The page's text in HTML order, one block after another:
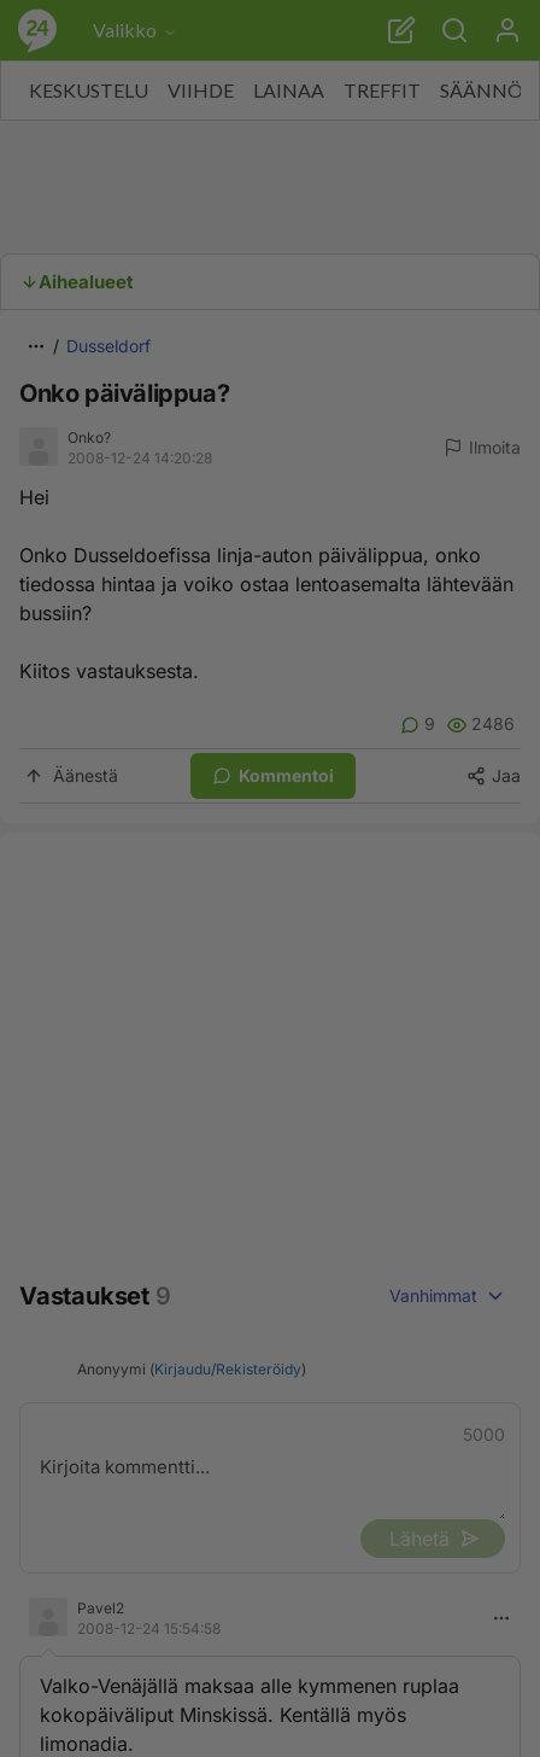
Valikko
KESKUSTELU VIIHDE LAINAA TREFFIT SÄÄNNÖT
Aihealueet
Dusseldorf
Onko päivälippua?
Onko?
2008-12-24 14:20:28
Ilmoita
Hei
Onko Dusseldoefissa linja-auton päivälippua, onko
tiedossa hintaa ja voiko ostaa lentoasemalta lähtevään
bussiin?
Kiitos vastauksesta.
9 2486
Äänestä Kommentoi Jaa
Vastaukset 9 Vanhimmat
Anonyymi (Kirjaudu/Rekisteröidy)
5000
Lähetä
Pavel2
2008-12-24 15:54:58
Valko-Venäjällä maksaa alle kymmenen ruplaa
kokopäiväliput Minskissä. Kentällä myös
limonadia.